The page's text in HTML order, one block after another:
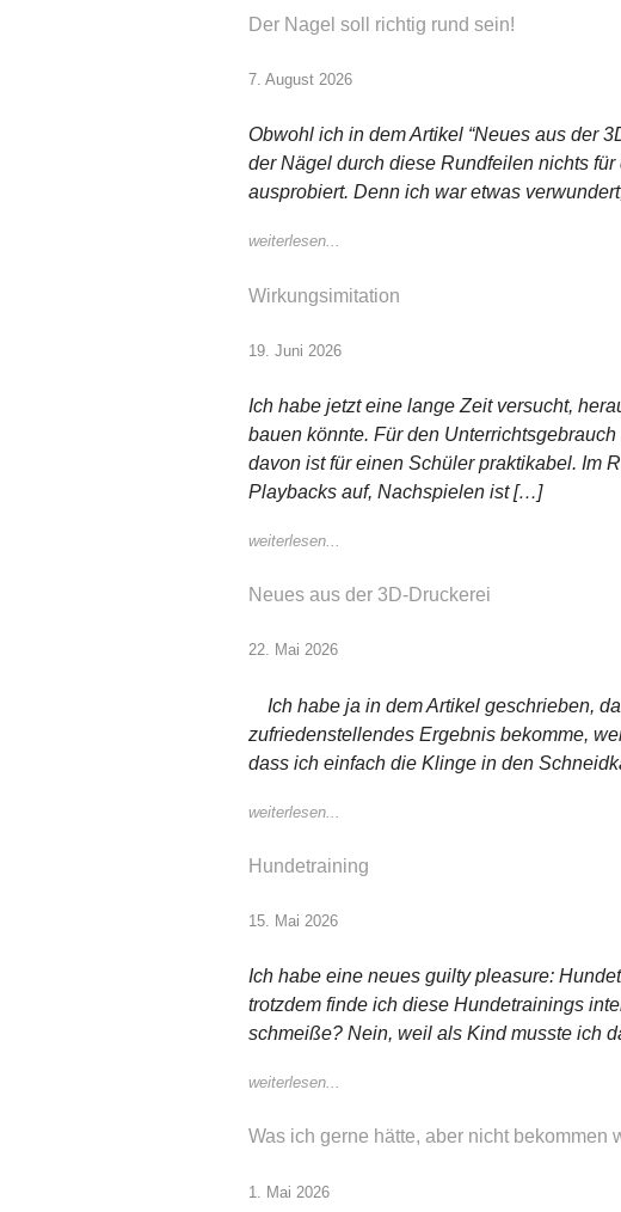
Der Nagel soll richtig rund sein!
7. August 2026
Obwohl ich in dem Artikel “Neues aus der
der Nägel durch diese Rundfeilen nichts
ausprobiert. Denn ich war etwas
weiterlesen...
Wirkungsimitation
19. Juni 2026
Ich habe jetzt eine lange Zeit versucht,
bauen könnte. Für den
davon ist für einen Schüler praktikabel. Im
Playbacks auf, Nachspielen ist […]
weiterlesen...
Neues aus der 3D-Druckerei
22. Mai 2026
Ich habe ja in dem Artikel geschrieben,
zufriedenstellendes Ergebnis bekomme,
dass ich einfach die Klinge in den
weiterlesen...
Hundetraining
15. Mai 2026
Ich habe eine neues guilty pleasure:
trotzdem finde ich diese Hundetrainings
schmeiße? Nein, weil als Kind musste ich
weiterlesen...
Was ich gerne hätte, aber nicht bekommen
1. Mai 2026